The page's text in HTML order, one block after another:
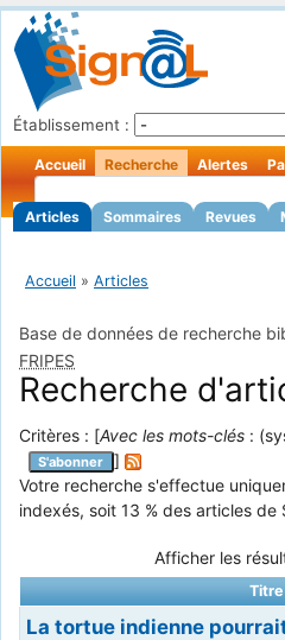
Établissement :
Accueil Recherche
Articles Sommaires Revues
Alertes
Accueil » Articles
Base de données de recherche
FRIPES
Recherche
Critères : [Avec les mots-clés :
S'abonner
]
Votre recherche s'effectue
indexés, soit 13 % des articles de
Afficher les
Titre
La tortue indienne